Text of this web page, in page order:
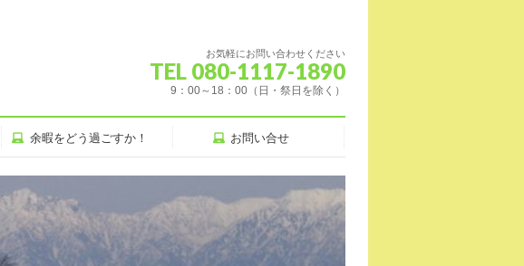
お気軽にお問い合わせください
TEL 080-1117-1890
9：00～18：00（日・祭日を除く）
余暇をどう過ごすか！ お問い合せ